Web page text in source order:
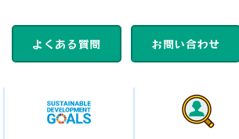
よくある質問 お問い合わせ